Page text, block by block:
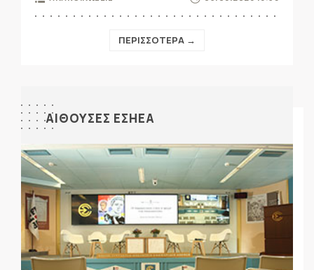
ΠΕΡΙΣΣΟΤΕΡΑ →
ΑΙΘΟΥΣΕΣ ΕΣΗΕΑ